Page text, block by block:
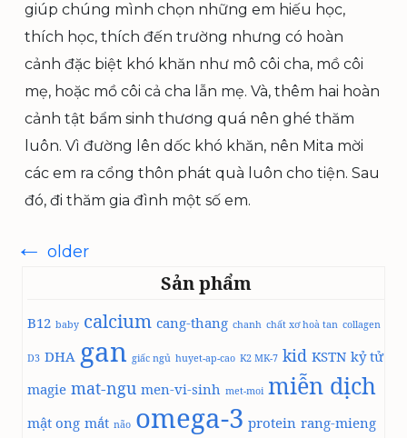
giúp chúng mình chọn những em hiếu học,
thích học, thích đến trường nhưng có hoàn
cảnh đặc biệt khó khăn như mô côi cha, mồ côi
mẹ, hoặc mồ côi cả cha lẫn mẹ. Và, thêm hai hoàn
cảnh tật bẩm sinh thương quá nên ghé thăm
luôn. Vì đường lên dốc khó khăn, nên Mita mời
các em ra cổng thôn phát quà luôn cho tiện. Sau
đó, đi thăm gia đình một số em.
hướng
← older
Sản phẩm
B12 baby calcium cang-thang chanh chất xơ hoà tan collagen
D3 DHA gan giấc ngủ huyet-ap-cao K2 MK-7 kid KSTN kỷ tử
magie mat-ngu men-vi-sinh met-moi miễn dịch
mật ong mắt não omega-3 protein rang-mieng